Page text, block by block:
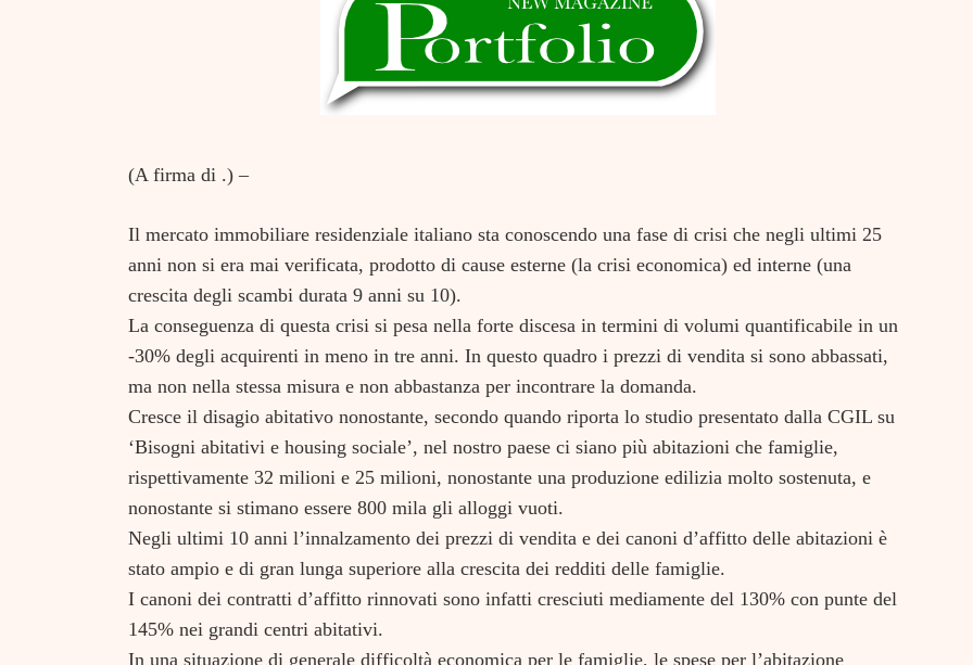
(A firma di .) –
Il mercato immobiliare residenziale italiano sta conoscendo una fase di crisi che negli ultimi 25
anni non si era mai verificata, prodotto di cause esterne (la crisi economica) ed interne (una
crescita degli scambi durata 9 anni su 10).
La conseguenza di questa crisi si pesa nella forte discesa in termini di volumi quantificabile in un
-30% degli acquirenti in meno in tre anni. In questo quadro i prezzi di vendita si sono abbassati,
ma non nella stessa misura e non abbastanza per incontrare la domanda.
Cresce il disagio abitativo nonostante, secondo quando riporta lo studio presentato dalla CGIL su
‘Bisogni abitativi e housing sociale’, nel nostro paese ci siano più abitazioni che famiglie,
rispettivamente 32 milioni e 25 milioni, nonostante una produzione edilizia molto sostenuta, e
nonostante si stimano essere 800 mila gli alloggi vuoti.
Negli ultimi 10 anni l’innalzamento dei prezzi di vendita e dei canoni d’affitto delle abitazioni è
stato ampio e di gran lunga superiore alla crescita dei redditi delle famiglie.
I canoni dei contratti d’affitto rinnovati sono infatti cresciuti mediamente del 130% con punte del
145% nei grandi centri abitativi.
In una situazione di generale difficoltà economica per le famiglie, le spese per l’abitazione